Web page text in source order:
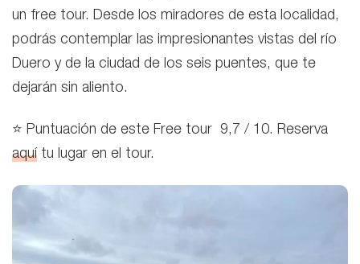
un free tour. Desde los miradores de esta localidad,
podrás contemplar las impresionantes vistas del río
Duero y de la ciudad de los seis puentes, que te
dejarán sin aliento.
⭐ Puntuación de este Free tour 9,7 / 10. Reserva
aquí tu lugar en el tour.